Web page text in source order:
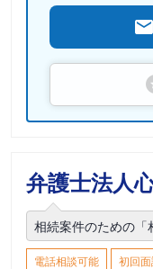
弁護士法人
相続案件のための「
電話相談可能 初回